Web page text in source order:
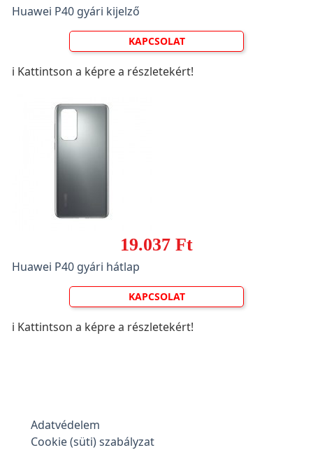
Huawei P40 gyári kijelző
KAPCSOLAT
ℹ️ Kattintson a képre a részletekért!
19.037 Ft
Huawei P40 gyári hátlap
KAPCSOLAT
ℹ️ Kattintson a képre a részletekért!
Adatvédelem
Cookie (süti) szabályzat